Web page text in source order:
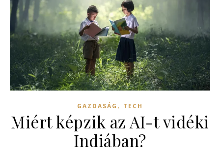
GAZDASÁG , TECH
Miért képzik az AI-t vidéki
Indiában?